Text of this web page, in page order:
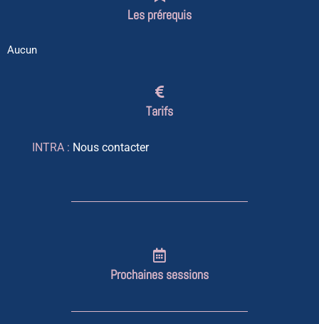
Les prérequis
Aucun
Tarifs
INTRA : Nous contacter
Prochaines sessions